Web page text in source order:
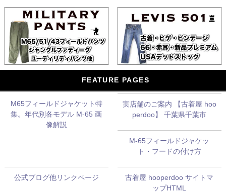
FEATURE PAGES
M65フィールドジャケット特
集。年代別各モデル M-65 画
像解説
実店舗のご案内 【古着屋 hoo
perdoo】 千葉県千葉市
M-65フィールドジャケッ
ト・フードの付け方
公式ブログ他リンクページ
古着屋 hooperdoo サイトマ
ップHTML